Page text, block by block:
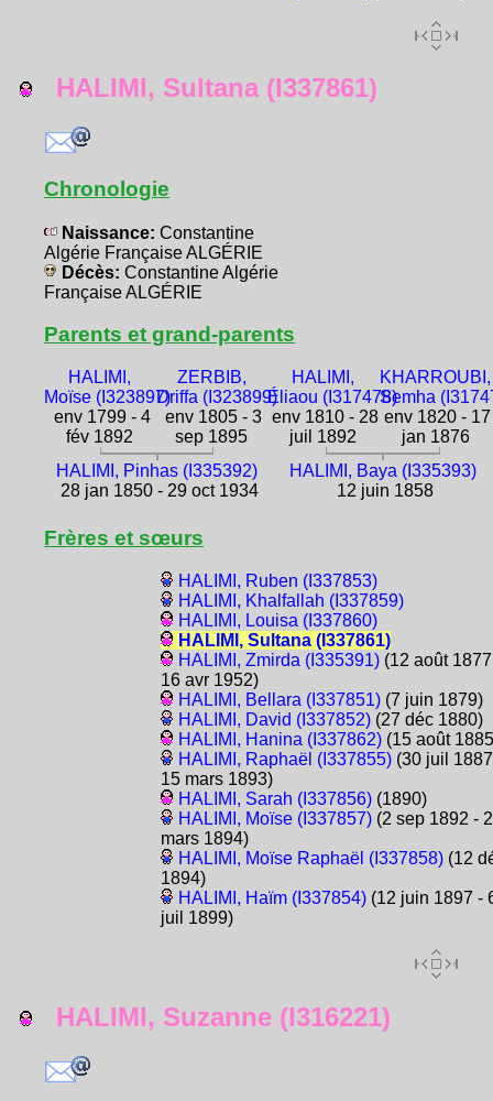
HALIMI, Sultana (I337861)
Chronologie
Naissance: Constantine
Algérie Française ALGÉRIE
Décès: Constantine Algérie
Française ALGÉRIE
Parents et grand-parents
HALIMI,
Moïse (I323897)
env 1799 - 4
fév 1892
ZERBIB,
Driffa (I323899)
env 1805 - 3
sep 1895
HALIMI,
Éliaou (I317478)
env 1810 - 28
juil 1892
KHARROUBI,
Semha
env 1820 - 17
jan 1876
HALIMI, Pinhas (I335392)
28 jan 1850 - 29 oct 1934
HALIMI, Baya (I335393)
12 juin 1858
Frères et sœurs
HALIMI, Ruben (I337853)
HALIMI, Khalfallah (I337859)
HALIMI, Louisa (I337860)
HALIMI, Sultana (I337861)
HALIMI, Zmirda (I335391)(12 août
16 avr 1952)
HALIMI, Bellara (I337851)(7 juin 1879)
HALIMI, David (I337852)(27 déc 1880)
HALIMI, Hanina (I337862)(15 août
HALIMI, Raphaël (I337855)(30 juil
15 mars 1893)
HALIMI, Sarah (I337856)(1890)
HALIMI, Moïse (I337857)(2 sep 1892 -
mars 1894)
HALIMI, Moïse Raphaël (I337858)(12
1894)
HALIMI, Haïm (I337854)(12 juin 1897 -
juil 1899)
HALIMI, Suzanne (I316221)